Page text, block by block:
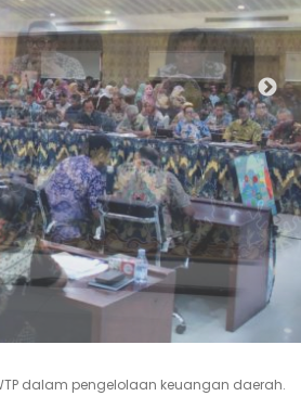
2025 dan Tahun Baru 2026. (Sumber :